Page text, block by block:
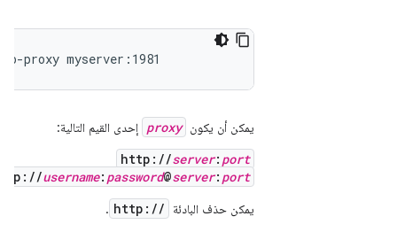
proxy myserver:1981
يمكن أن يكون proxy إحدى القيم التالية:
http://server: port
username: password@server: port
يمكن حذف البادئة http://
.